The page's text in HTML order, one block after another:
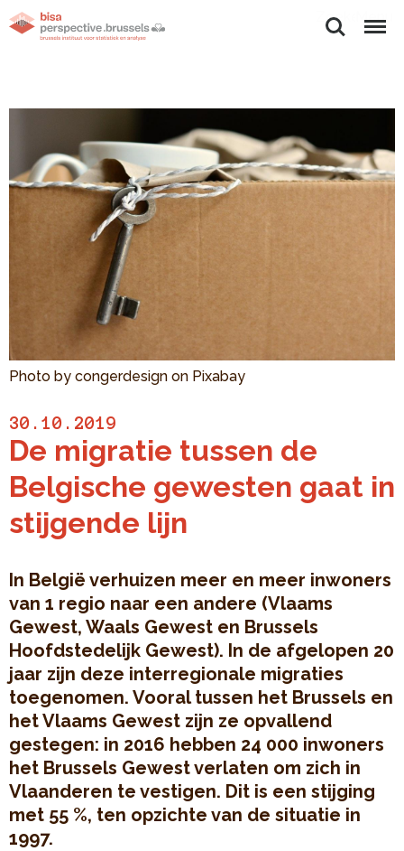
ZoekenMenu
Photo by congerdesign on Pixabay
30.10.2019
De migratie tussen de
Belgische gewesten gaat in
stijgende lijn
In België verhuizen meer en meer inwoners
van 1 regio naar een andere (Vlaams
Gewest, Waals Gewest en Brussels
Hoofdstedelijk Gewest). In de afgelopen 20
jaar zijn deze interregionale migraties
toegenomen. Vooral tussen het Brussels en
het Vlaams Gewest zijn ze opvallend
gestegen: in 2016 hebben 24 000 inwoners
het Brussels Gewest verlaten om zich in
Vlaanderen te vestigen. Dit is een stijging
met 55 %, ten opzichte van de situatie in
1997.